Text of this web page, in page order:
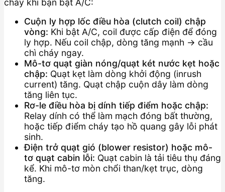
cháy khi bạn bật A/C:
Cuộn ly hợp lốc điều hòa (clutch coil) chập
vòng: Khi bật A/C, coil được cấp điện để đóng
ly hợp. Nếu coil chập, dòng tăng mạnh → cầu
chì cháy ngay.
Mô-tơ quạt giàn nóng/quạt két nước kẹt hoặc
chập: Quạt kẹt làm dòng khởi động (inrush
current) tăng. Quạt chập cuộn dây làm dòng
tăng liên tục.
Rơ-le điều hòa bị dính tiếp điểm hoặc chập:
Relay dính có thể làm mạch đóng bất thường,
hoặc tiếp điểm cháy tạo hồ quang gây lỗi phát
sinh.
Điện trở quạt gió (blower resistor) hoặc mô-
tơ quạt cabin lỗi: Quạt cabin là tải tiêu thụ đáng
kể. Khi mô-tơ mòn chổi than/kẹt trục, dòng
tăng.